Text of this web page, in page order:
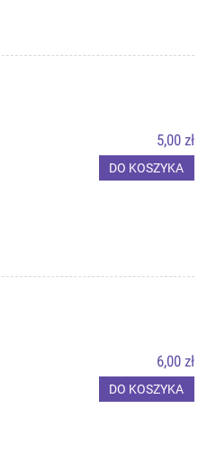
5,00 zł
DO KOSZYKA
6,00 zł
DO KOSZYKA